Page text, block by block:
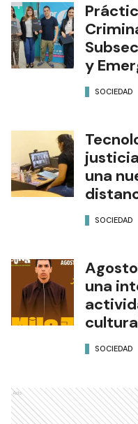
y
SOCIEDAD
una
SOCIEDAD
una
SOCIEDAD
Ads